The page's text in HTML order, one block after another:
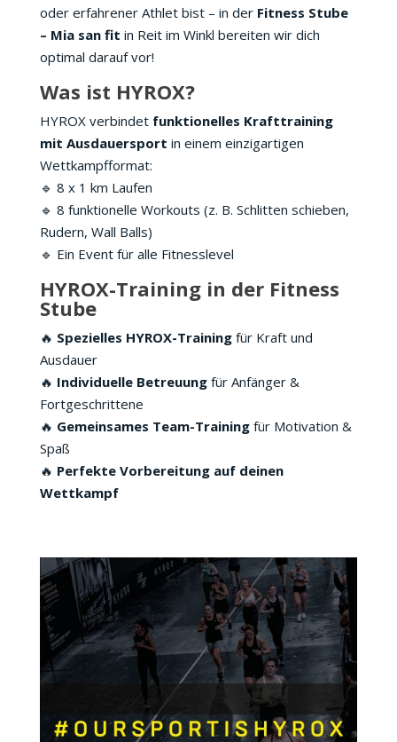
oder erfahrener Athlet bist – in der Fitness Stube
– Mia san fit in Reit im Winkl bereiten wir dich
optimal darauf vor!
Was ist HYROX?
HYROX verbindet funktionelles Krafttraining
mit Ausdauersport in einem einzigartigen
Wettkampfformat:
🔹 8 x 1 km Laufen
🔹 8 funktionelle Workouts (z. B. Schlitten schieben,
Rudern, Wall Balls)
🔹 Ein Event für alle Fitnesslevel
HYROX-Training in der Fitness
Stube
🔥 Spezielles HYROX-Trainingfür Kraft und
Ausdauer
🔥 Individuelle Betreuungfür Anfänger &
Fortgeschrittene
🔥 Gemeinsames Team-Trainingfür Motivation &
Spaß
🔥 Perfekte Vorbereitung auf deinen
Wettkampf